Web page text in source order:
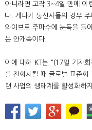
아니라면 고작 3~4일 만에 이
다. 게다가 통신사들의 경우
와이브로 주파수에 눈독을 들
는 안개속이다.
이에 대해 KT는 "(17일 기자
를 진화시킬 때 글로벌 표준화
련 사업의 생태계를 활성화하